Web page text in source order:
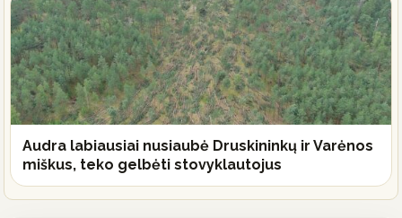
Audra labiausiai nusiaubė Druskininkų ir Varėnos
miškus, teko gelbėti stovyklautojus